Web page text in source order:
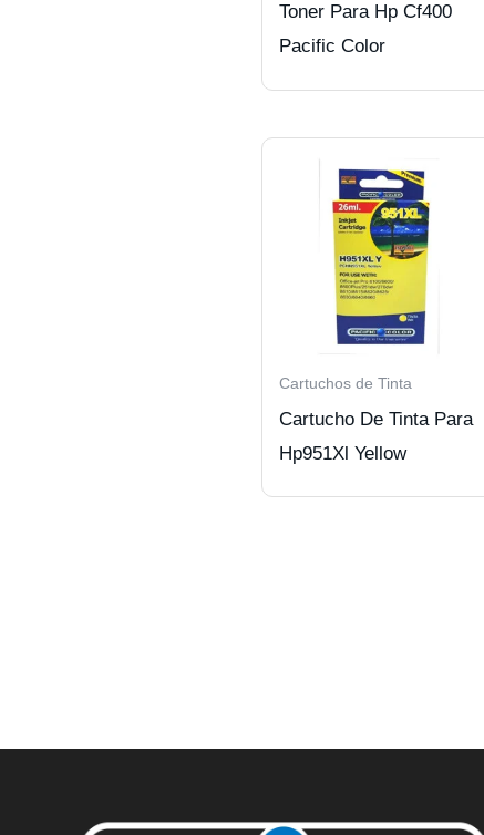
Toner Para Hp Cf400
Pacific Color
Cartuchos de Tinta
Cartucho De Tinta Para
Hp951Xl Yellow